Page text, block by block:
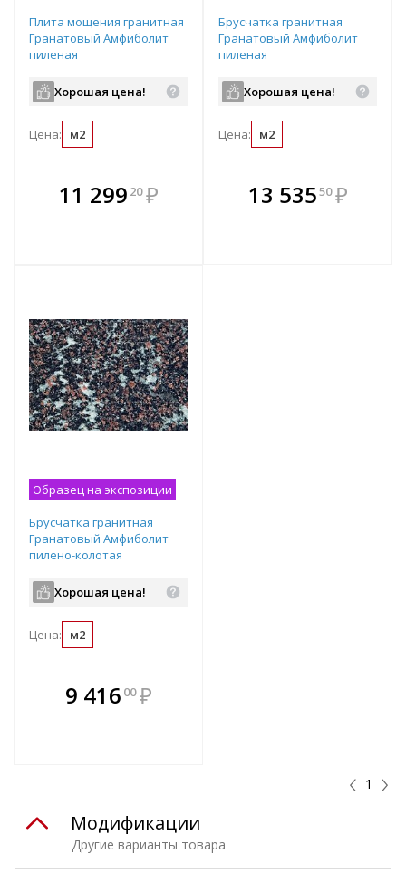
Плита мощения гранитная
Гранатовый Амфиболит
пиленая
1200х600х50 мм
Хорошая цена!
Цена: м2
11 299 20 ₽
В комплекте
всегда выгоднее!
Брусчатка гранитная
Гранатовый Амфиболит
пиленая
200х100х50 мм
Хорошая цена!
Цена: м2
В комплекте
всегда выгоднее!
13 53550 ₽
Образец на экспозиции
Брусчатка гранитная
Гранатовый Амфиболит
пилено-колотая
Хорошая цена!
Цена: м2
9 416 00 ₽
1
Другие варианты товара
Модификации